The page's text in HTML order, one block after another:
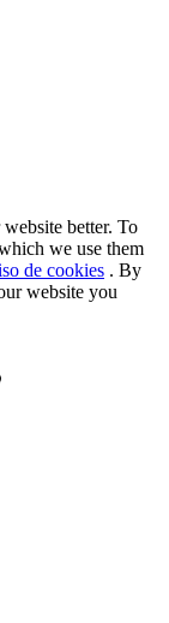
better. To
we use them
de cookies . By
website you